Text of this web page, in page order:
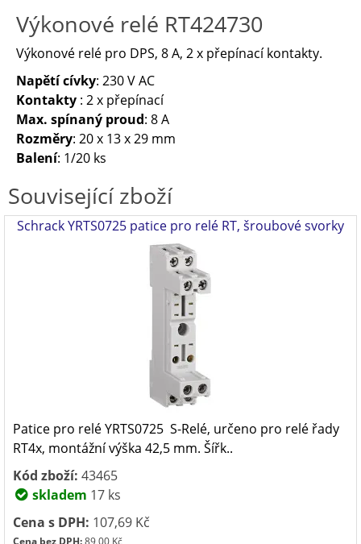
Výkonové relé RT424730
Výkonové relé pro DPS, 8 A, 2 x přepínací kontakty.
Napětí cívky: 230 V AC
Kontakty : 2 x přepínací
Max. spínaný proud: 8 A
Rozměry: 20 x 13 x 29 mm
Balení: 1/20 ks
Související zboží
Schrack YRTS0725 patice pro relé RT, šroubové svorky
Patice pro relé YRTS0725 S-Relé, určeno pro relé řady
RT4x, montážní výška 42,5 mm. Šířk..
Kód zboží: 43465
skladem 17 ks
Cena s DPH: 107,69 Kč
Cena bez DPH:89,00 Kč